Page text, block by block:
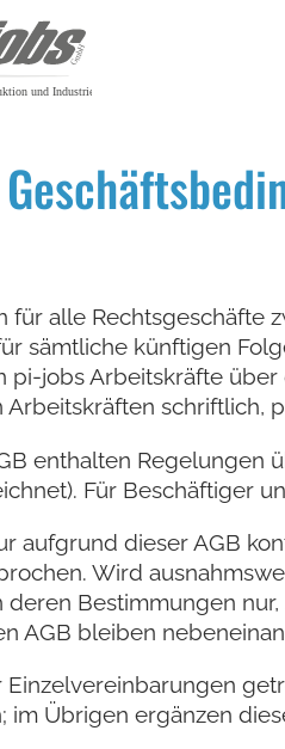
für alle
sämtliche künftigen
pi-jobs Arbeitskräfte
Arbeitskräften schriftlich,
enthalten
Für Beschäftiger
aufgrund dieser AGB
Wird
Bestimmungen
AGB bleiben
Einzelvereinbarungen
im Übrigen ergänzen